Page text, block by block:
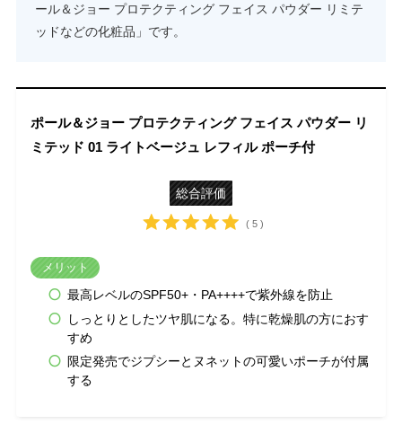
ール＆ジョー プロテクティング フェイス パウダー リミテ
ッドなどの化粧品」です。
ポール＆ジョー プロテクティング フェイス パウダー リ
ミテッド 01 ライトベージュ レフィル ポーチ付
総合評価
( 5 )
メリット
最高レベルのSPF50+・PA++++で紫外線を防止
しっとりとしたツヤ肌になる。特に乾燥肌の方におす
すめ
限定発売でジプシーとヌネットの可愛いポーチが付属
する